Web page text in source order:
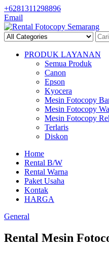
Skip
to
content
+6281311298896
Email
PRODUK LAYANAN
Semua Produk
Canon
Epson
Kyocera
Mesin Fotocopy
Mesin Fotocopy
Mesin Fotocopy
Terlaris
Diskon
Home
Rental B/W
Rental Warna
Paket Usaha
Kontak
HARGA
General
Rental Mesin